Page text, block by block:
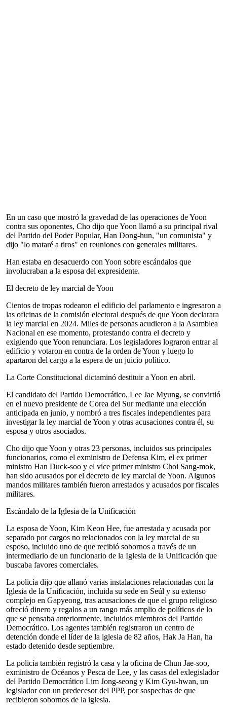
En un caso que mostró la gravedad de las operaciones de Yoon
contra sus oponentes, Cho dijo que Yoon llamó a su principal rival
del Partido del Poder Popular, Han Dong-hun, "un comunista" y
dijo "lo mataré a tiros" en reuniones con generales militares.
Han estaba en desacuerdo con Yoon sobre escándalos que
involucraban a la esposa del expresidente.
El decreto de ley marcial de Yoon
Cientos de tropas rodearon el edificio del parlamento e ingresaron a
las oficinas de la comisión electoral después de que Yoon declarara
la ley marcial en 2024. Miles de personas acudieron a la Asamblea
Nacional en ese momento, protestando contra el decreto y
exigiendo que Yoon renunciara. Los legisladores lograron entrar al
edificio y votaron en contra de la orden de Yoon y luego lo
apartaron del cargo a la espera de un juicio político.
La Corte Constitucional dictaminó destituir a Yoon en abril.
El candidato del Partido Democrático, Lee Jae Myung, se convirtió
en el nuevo presidente de Corea del Sur mediante una elección
anticipada en junio, y nombró a tres fiscales independientes para
investigar la ley marcial de Yoon y otras acusaciones contra él, su
esposa y otros asociados.
Cho dijo que Yoon y otras 23 personas, incluidos sus principales
funcionarios, como el exministro de Defensa Kim, el ex primer
ministro Han Duck-soo y el vice primer ministro Choi Sang-mok,
han sido acusados por el decreto de ley marcial de Yoon. Algunos
mandos militares también fueron arrestados y acusados por fiscales
militares.
Escándalo de la Iglesia de la Unificación
La esposa de Yoon, Kim Keon Hee, fue arrestada y acusada por
separado por cargos no relacionados con la ley marcial de su
esposo, incluido uno de que recibió sobornos a través de un
intermediario de un funcionario de la Iglesia de la Unificación que
buscaba favores comerciales.
La policía dijo que allanó varias instalaciones relacionadas con la
Iglesia de la Unificación, incluida su sede en Seúl y su extenso
complejo en Gapyeong, tras acusaciones de que el grupo religioso
ofreció dinero y regalos a un rango más amplio de políticos de lo
que se pensaba anteriormente, incluidos miembros del Partido
Democrático. Los agentes también registraron un centro de
detención donde el líder de la iglesia de 82 años, Hak Ja Han, ha
estado detenido desde septiembre.
La policía también registró la casa y la oficina de Chun Jae-soo,
exministro de Océanos y Pesca de Lee, y las casas del exlegislador
del Partido Democrático Lim Jong-seong y Kim Gyu-hwan, un
legislador con un predecesor del PPP, por sospechas de que
recibieron sobornos de la iglesia.